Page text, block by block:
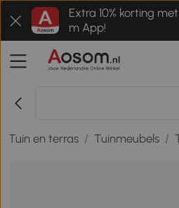
Extra 10% korting
m App!
Tuin en terras / Tuinmeubels /